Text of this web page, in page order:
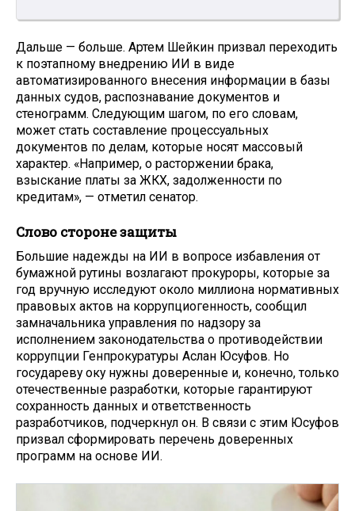
Дальше — больше. Артем Шейкин призвал переходить
к поэтапному внедрению ИИ в виде
автоматизированного внесения информации в базы
данных судов, распознавание документов и
стенограмм. Следующим шагом, по его словам,
может стать составление процессуальных
документов по делам, которые носят массовый
характер. «Например, о расторжении брака,
взыскание платы за ЖКХ, задолженности по
кредитам», — отметил сенатор.
Слово стороне защиты
Большие надежды на ИИ в вопросе избавления от
бумажной рутины возлагают прокуроры, которые за
год вручную исследуют около миллиона нормативных
правовых актов на коррупциогенность, сообщил
замначальника управления по надзору за
исполнением законодательства о противодействии
коррупции Генпрокуратуры Аслан Юсуфов. Но
государеву оку нужны доверенные и, конечно, только
отечественные разработки, которые гарантируют
сохранность данных и ответственность
разработчиков, подчеркнул он. В связи с этим Юсуфов
призвал сформировать перечень доверенных
программ на основе ИИ.